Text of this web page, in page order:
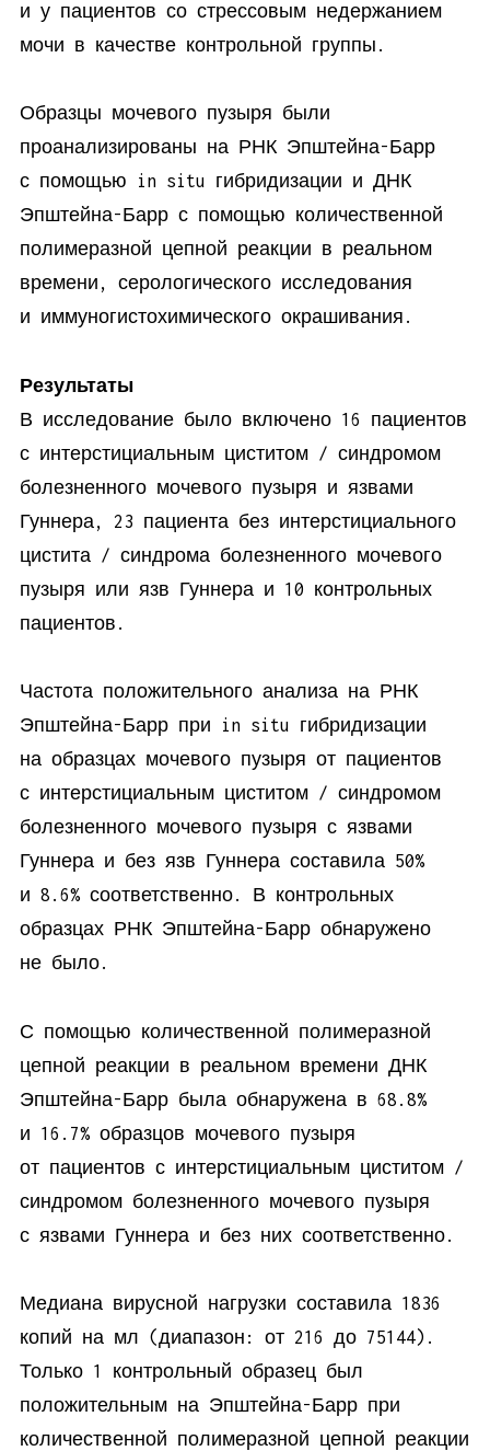
и у пациентов со стрессовым недержанием
мочи в качестве контрольной группы.
Образцы мочевого пузыря были
проанализированы на РНК Эпштейна-Барр
с помощью in situ гибридизации и ДНК
Эпштейна-Барр с помощью количественной
полимеразной цепной реакции в реальном
времени, серологического исследования
и иммуногистохимического окрашивания.
Результаты
В исследование было включено 16 пациентов
с интерстициальным циститом / синдромом
болезненного мочевого пузыря и язвами
Гуннера, 23 пациента без интерстициального
цистита / синдрома болезненного мочевого
пузыря или язв Гуннера и 10 контрольных
пациентов.
Частота положительного анализа на РНК
Эпштейна-Барр при in situ гибридизации
на образцах мочевого пузыря от пациентов
с интерстициальным циститом / синдромом
болезненного мочевого пузыря с язвами
Гуннера и без язв Гуннера составила 50%
и 8.6% соответственно. В контрольных
образцах РНК Эпштейна-Барр обнаружено
не было.
С помощью количественной полимеразной
цепной реакции в реальном времени ДНК
Эпштейна-Барр была обнаружена в 68.8%
и 16.7% образцов мочевого пузыря
от пациентов с интерстициальным циститом /
синдромом болезненного мочевого пузыря
с язвами Гуннера и без них соответственно.
Медиана вирусной нагрузки составила 1836
копий на мл (диапазон: от 216 до 75144).
Только 1 контрольный образец был
положительным на Эпштейна-Барр при
количественной полимеразной цепной реакции